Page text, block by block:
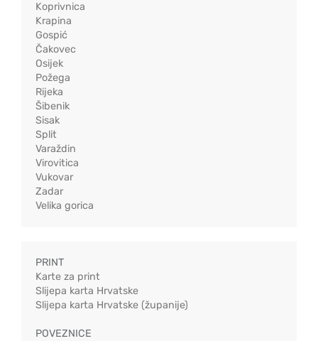
Koprivnica
Krapina
Gospić
Čakovec
Osijek
Požega
Rijeka
Šibenik
Sisak
Split
Varaždin
Virovitica
Vukovar
Zadar
Velika gorica
PRINT
Karte za print
Slijepa karta Hrvatske
Slijepa karta Hrvatske (županije)
POVEZNICE